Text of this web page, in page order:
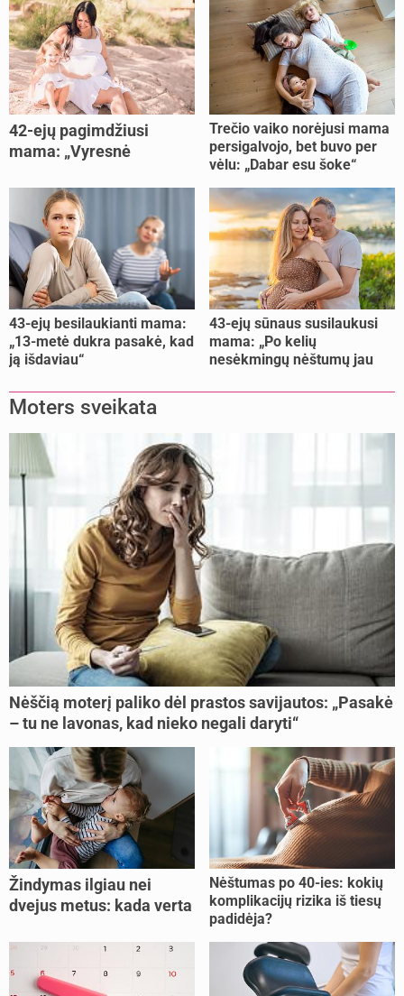
42-ejų pagimdžiusi
mama: „Vyresnė
lengviau“
Trečio vaiko norėjusi mama
persigalvojo, bet buvo per
vėlu: „Dabar esu šoke“
43-ejų besilaukianti mama:
„13-metė dukra pasakė, kad
ją išdaviau“
43-ejų sūnaus susilaukusi
mama: „Po kelių
nesėkmingų nėštumų jau
Moters sveikata
Nėščią moterį paliko dėl prastos savijautos: „Pasakė
– tu ne lavonas, kad nieko negali daryti“
Žindymas ilgiau nei
dvejus metus: kada verta
nujunkyti?
Nėštumas po 40-ies: kokių
komplikacijų rizika iš tiesų
padidėja?